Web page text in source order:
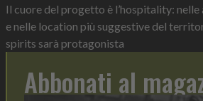
Il cuore del progetto è l’hospitality:
e nelle location più suggestive del
spirits sarà protagonista
Abbonati al